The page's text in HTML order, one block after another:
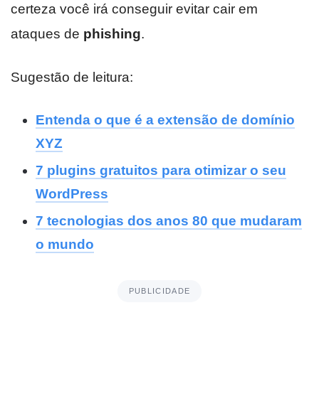
certeza você irá conseguir evitar cair em
ataques de phishing.
Sugestão de leitura:
Entenda o que é a extensão de domínio
XYZ
7 plugins gratuitos para otimizar o seu
WordPress
7 tecnologias dos anos 80 que mudaram
o mundo
PUBLICIDADE